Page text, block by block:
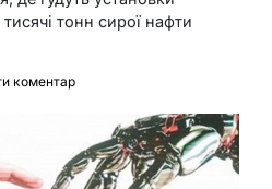
тонн сирої нафти
коментардо
Самара:
потужності,
історія
та